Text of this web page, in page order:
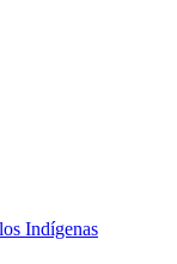
Indígenas